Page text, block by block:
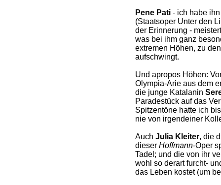
Pene Pati- ich habe
(Staatsoper Unter den
der Erinnerung -
was bei ihm ganz
extremen Höhen, zu
aufschwingt.
Und apropos Höhen:
Olympia-Arie aus dem
die junge Katalanin
Paradestück auf das
Spitzentöne hatte ich
nie von irgendeiner
Auch Julia Kleiter, die
dieser Hoffmann-Oper
Tadel; und die von ihr
wohl so derart furcht-
das Leben kostet (um